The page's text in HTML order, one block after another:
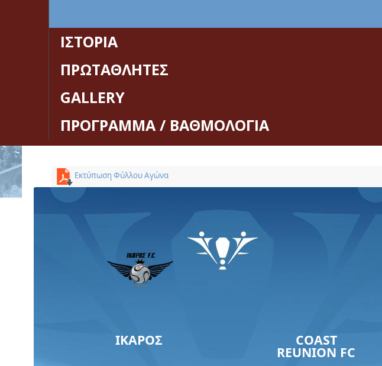
ΙΣΤΟΡΙΑ
ΠΡΩΤΑΘΛΗΤΕΣ
GALLERY
ΠΡΟΓΡΑΜΜΑ / ΒΑΘΜΟΛΟΓΙΑ
Εκτύπωση Φύλλου Αγώνα
ΙΚΑΡΟΣ COAST
REUNION FC